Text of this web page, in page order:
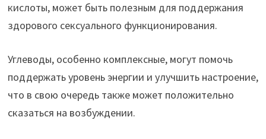
кислоты, может быть полезным для поддержания
здорового сексуального функционирования.
Углеводы, особенно комплексные, могут помочь
поддержать уровень энергии и улучшить настроение,
что в свою очередь также может положительно
сказаться на возбуждении.